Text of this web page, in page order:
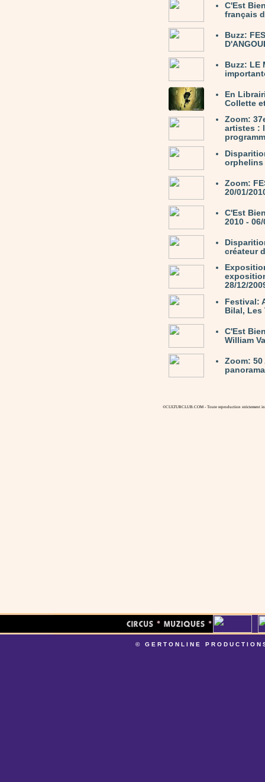
C'Est
français
Buzz:
Buzz: LE
En
Collette
Zoom:
artistes :
orphelins
Zoom:
20/01/
C'Est
2010 -
créateur
28/12/
Festival:
Bilal, Les
C'Est
William
Zoom: 50
©CULTURCLUB.COM - Toute reproduction strictement
© GERTONLINE